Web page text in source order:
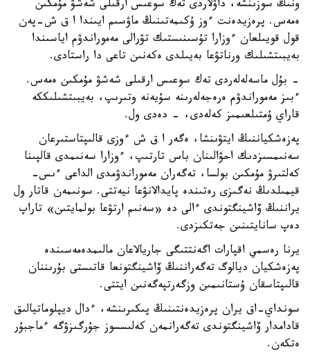
ونىڭ سوزىنشە، داۋلاردى تەك سوعىس ارقىلى شەشۋ مۇمكىن
ەمەس. پرەزيدەنت ءوز ۇكىمەتىنىڭ ماۋسىم ايىندا ا ق ش-پەن
قول قويىلعان ءوزارا تۇسىنىستىك تۋرالى مەموراندۋم اياسىندا
بەيبىتشىلىك ورناتۋعا بەيىلدى ەكەنىن تاعى دا راستادى.
- بۇل ماسەلەلەردى تەك سوعىس ارقىلى شەشۋ مۇمكىن ەمەس.
ءبىز مەموراندۋم ەرەجەلەرىنە سۇيەنە وتىرىپ، بەيبىتشىلىككە
قاراي ۇمتىلعىمىز كەلەدى، - دەدى ول.
پەزەشكياننىڭ ايتۋىنشا، ەگەر ا ق ش ءوزى قالىپتاستىرعان
سەنىمسىزدىك احۋالىنان باس تارتىپ، ءوزارا سەنىمدى قالپىنا
كەلتىرۋ مۇمكىن بولسا، تەگەران مەموراندۋمدى الداعى ءىس-
قيمىلدىڭ نەگىزى رەتىندە پايدالانۋعا نيەتتى. سونىمەن قاتار ول
يراننىڭ ۆاشينگتوندى ءالى دە «سەنىم ارتۋعا بولمايتىن» تاراپ
دەپ سانايتىنىن جەتكىزدى.
يرنا رەسمي اقپارات اگەنتتىگى جاريالاعان مالىمدەمەسىندە
پەزەشكيان ديالوگ تەگەراننىڭ ۆاشينگتونعا قاتىستى بۇرىننان
قالىپتاسقان ۇستانىمىن وزگەرتپەگەنىن ايتتى.
سونداي-اق يران پرەزيدەنتىنىڭ پىكىرىنشە، ءدال ديپلوماتيالىق
قادامدار ۆاشينگتوندى تەگەرانمەن كەلىسسوز جۇرگىزۋگە ءماجبۇر
ەتكەن.